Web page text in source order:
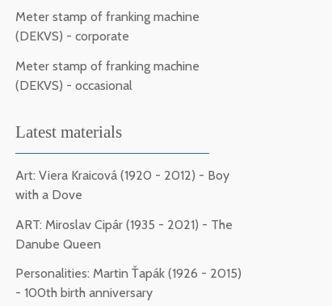
Meter stamp of franking machine
(DEKVS) - corporate
Meter stamp of franking machine
(DEKVS) - occasional
Latest materials
Art: Viera Kraicová (1920 - 2012) - Boy
with a Dove
ART: Miroslav Cipár (1935 - 2021) - The
Danube Queen
Personalities: Martin Ťapák (1926 - 2015)
- 100th birth anniversary